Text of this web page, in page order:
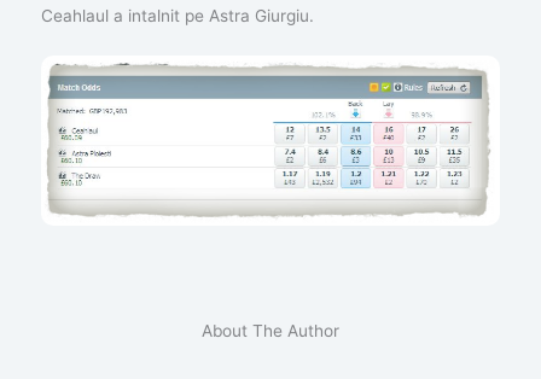
Ceahlaul a intalnit pe Astra Giurgiu.
About The Author